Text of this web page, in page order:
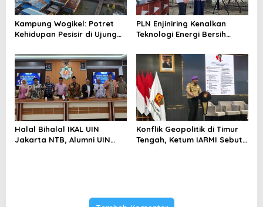
Kampung Wogikel: Potret
Kehidupan Pesisir di Ujung
Bertahan di Tengah
Keterbatasan
PLN Enjiniring Kenalkan
Teknologi Energi Bersih
Halal Bihalal IKAL UIN
Jakarta NTB, Alumni UIN
Konflik Geopolitik di Timur
Tengah, Ketum IARMI Sebut